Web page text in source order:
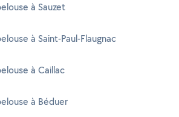
à Sauzet
à Saint-Paul-Flaugnac
à Caillac
à Béduer